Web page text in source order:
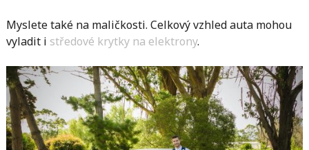
Myslete také na maličkosti. Celkový vzhled auta mohou
vyladit i středové krytky na elektrony.